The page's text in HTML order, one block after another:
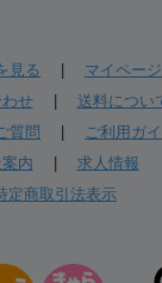
見る
マイページ
せ| 送料につい
質問
ご利用ガ
内
求人情報
定商取引法表示